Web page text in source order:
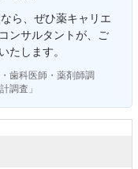
ら、ぜひ薬キャリエ
ンサルタントが、ご
たします。
歯科医師・薬剤師調
調査」